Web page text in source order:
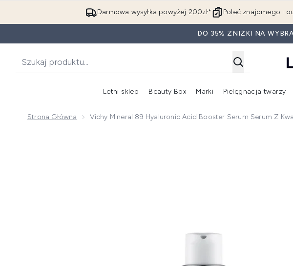
Darmowa wysyłka powyżej 200zł* Poleć znajomego i
DO 35% ZNIŻKI NA
Letni sklep Beauty Box
Wejdź do podmenu
Marki Pielęgnacja twarzy
Strona Główna Vichy Mineral 89 Hyaluronic Acid Booster Serum Serum Z